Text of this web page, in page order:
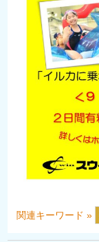
関連キーワード »